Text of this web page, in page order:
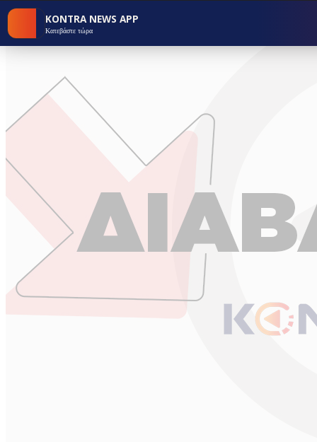
KONTRA NEWS APP
Κατεβάστε τώρα